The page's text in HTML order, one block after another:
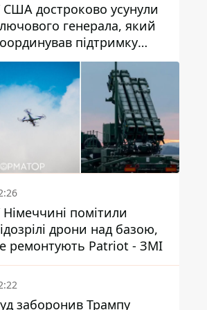
США достроково усунули
генерала, який
підтримку
- причину
Німеччині помітили
дрони над базою,
ремонтують Patriot - ЗМІ
заборонив Трампу